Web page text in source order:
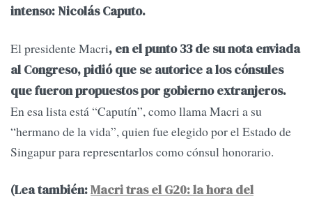
intenso: Nicolás Caputo.
El presidente Macri, en el punto 33 de su nota enviada
al Congreso, pidió que se autorice a los cónsules
que fueron propuestos por gobierno extranjeros.
En esa lista está “Caputín”, como llama Macri a su
“hermano de la vida”, quien fue elegido por el Estado de
Singapur para representarlos como cónsul honorario.
(Lea también:Macri tras el G20: la hora del